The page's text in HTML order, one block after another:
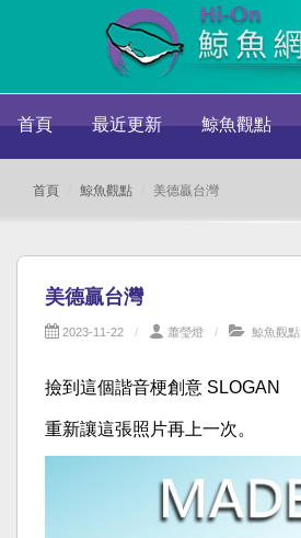
首頁 最近更新 鯨魚觀點
首頁 鯨魚觀點 美德贏台灣
美德贏台灣
2023-11-22 蕭瑩燈 鯨魚觀點
撿到這個諧音梗創意 SLOGAN
重新讓這張照片再上一次。